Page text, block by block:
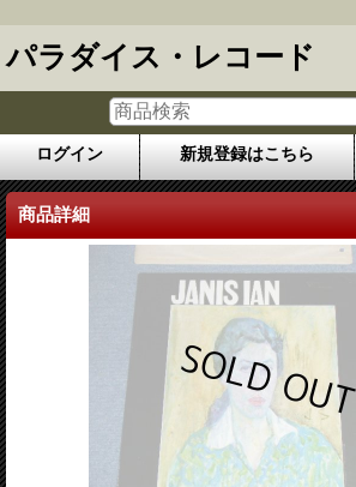
パラダイス・レコード
ログイン 新規登録はこちら
商品詳細